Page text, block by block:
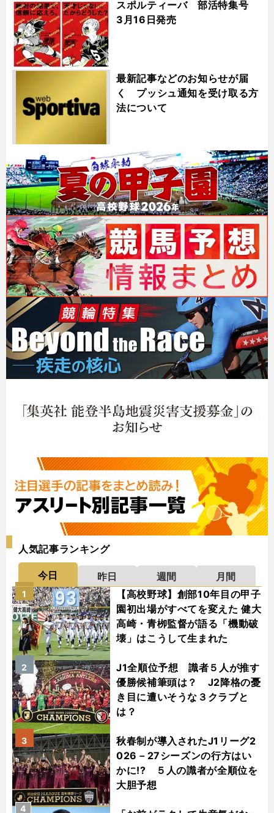
スポルティーバ 部活特集号
3月16日発売
最新記事などのお知らせが届
く プッシュ通知を受け取る方
法について
人気記事ランキング
今日 昨日 週間
月間
【高校野球】創部10年目の甲子
園初出場がすべてを変えた 健大
高崎・青栁監督が語る「機動破
壊」はこうして生まれた
1
J1全順位予想 識者５人が推す
優勝候補筆頭は？ J2降格の憂
き目に遭いそうな３クラブと
は？
2
秋春制が導入されたJ1リーグ2
026－27シーズンの行方はい
かに!? ５人の識者が全順位を
大胆予想
3
4